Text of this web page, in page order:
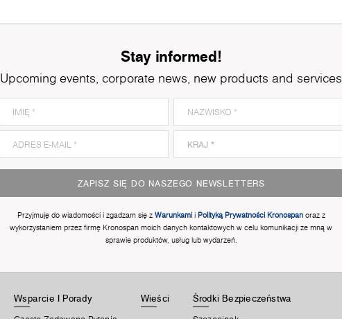
Stay informed!
Upcoming events, corporate news, new products and services
ZAPISZ SIĘ DO NASZEGO NEWSLETTERS
Przyjmuję do wiadomości i zgadzam się z Warunkamii Polityką Prywatności Kronospanoraz z
wykorzystaniem przez firmę Kronospan moich danych kontaktowych w celu komunikacji ze mną w
sprawie produktów, usług lub wydarzeń.
Wsparcie I Porady Wieści Środki Bezpieczeństwa